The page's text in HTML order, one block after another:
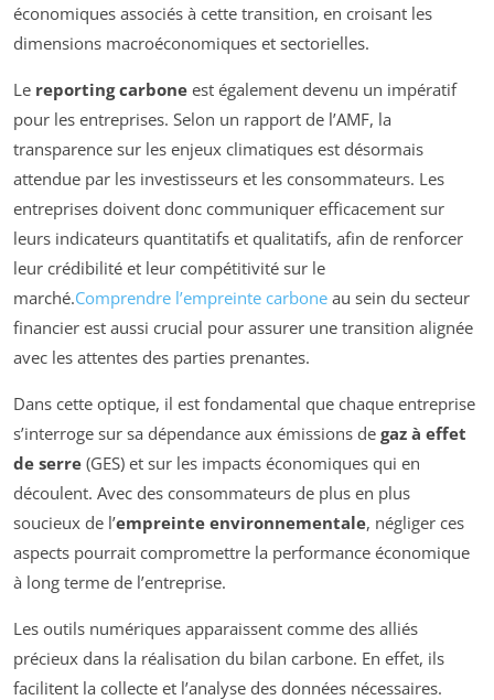
économiques associés à cette transition, en croisant les
dimensions macroéconomiques et sectorielles.
Le reporting carbone est également devenu un impératif
pour les entreprises. Selon un rapport de l’AMF, la
transparence sur les enjeux climatiques est désormais
attendue par les investisseurs et les consommateurs. Les
entreprises doivent donc communiquer efficacement sur
leurs indicateurs quantitatifs et qualitatifs, afin de renforcer
leur crédibilité et leur compétitivité sur le
marché.Comprendre l’empreinte carbone au sein du secteur
financier est aussi crucial pour assurer une transition alignée
avec les attentes des parties prenantes.
Dans cette optique, il est fondamental que chaque entreprise
s’interroge sur sa dépendance aux émissions de gaz à effet
de serre (GES) et sur les impacts économiques qui en
découlent. Avec des consommateurs de plus en plus
soucieux de l’empreinte environnementale, négliger ces
aspects pourrait compromettre la performance économique
à long terme de l’entreprise.
Les outils numériques apparaissent comme des alliés
précieux dans la réalisation du bilan carbone. En effet, ils
facilitent la collecte et l’analyse des données nécessaires.